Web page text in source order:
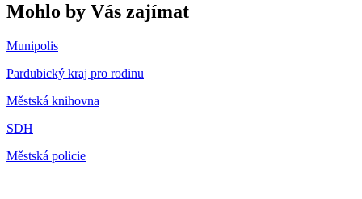
Mohlo by Vás zajímat
Munipolis
Pardubický kraj pro rodinu
Městská knihovna
SDH
Městská policie